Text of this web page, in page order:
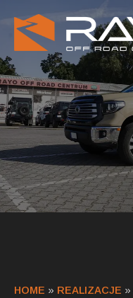
HOME » REALIZACJE »